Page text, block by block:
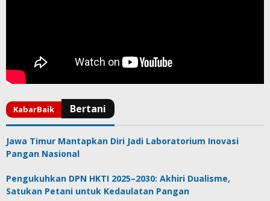
Jawa Timur Mantapkan Diri Jadi Laboratorium Inovasi
Pangan Nasional
Pengukuhkan DPN HKTI 2025–2030: Akhiri Dualisme,
Satukan Petani untuk Kedaulatan Pangan